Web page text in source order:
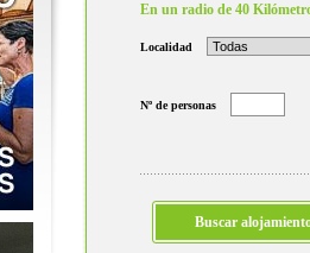
En un radio de 40
Localidad
Nº de personas